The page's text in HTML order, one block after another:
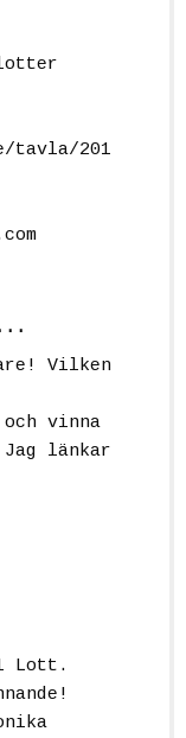
tavla/201
Vilken
vinna
länkar
Lott.